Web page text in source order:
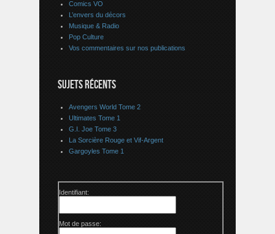
Comics VO
L’envers du décors
Musique & Radio
Pop Culture
Vos commentaires sur nos publications
SUJETS RÉCENTS
Avengers World Tome 2
Ultimates Tome 1
G.I. Joe Tome 3
La Sorcière Rouge et Vif-Argent
Gargoyles Tome 1
Identifiant:
Mot de passe: